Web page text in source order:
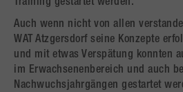
Training gestartet werden.
Auch wenn nicht von allen
WAT Atzgersdorf seine Konzepte
und mit etwas Verspätung konnten
im Erwachsenenbereich und auch
Nachwuchsjahrgängen gestartet